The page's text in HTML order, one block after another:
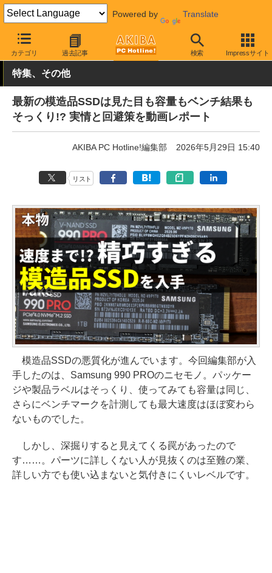
Powered by Translate
カテゴリ 過去記事 検索 Impressサイト
AKIBA PC Hotline! イベント イベント告知
特集、その他
最新の模造品SSDは見た目も容量もベンチ結果も
そっくり!? 実情と回避策を動画レポート
AKIBA PC Hotline!編集部 2026年5月29日 15:40
リスト
模造品SSDの悪質化が進んでいます。今回編集部が入
手したのは、Samsung 990 PROのニセモノ。パッケー
ジや製品ラベルはそっくり、使ってみても容量は同じ、
さらにベンチマークを計測しても最大速度はほぼ変わら
ないものでした。
しかし、深掘りすると見えてくる罠があったので
す……。パーツに詳しくない人が見抜くのは至難の業、
詳しい方でも使い込まないと気付きにくいレベルです。